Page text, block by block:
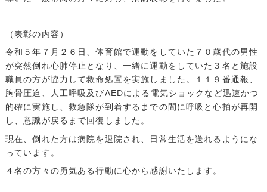
（表彰の内容）
令和５年７月２６日、体育館で運動をしていた７０歳代の男性
が突然倒れ心肺停止となり、一緒に運動をしていた３名と施設
職員の方が協力して救命処置を実施しました。１１９番通報、
胸骨圧迫、人工呼吸及びAEDによる電気ショックなど迅速かつ
的確に実施し、救急隊が到着するまでの間に呼吸と心拍が再開
し、意識が戻るまで回復しました。
現在、倒れた方は病院を退院され、日常生活を送れるようにな
っています。
４名の方々の勇気ある行動に心から感謝いたします。